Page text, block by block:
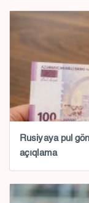
Rusiyaya pul
açıqlama